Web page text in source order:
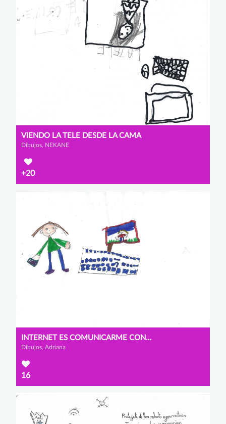
VIENDO LA TELE DESDE LA CAMA
Dibujos, NEKANE
+20
INTERNET ES COMUNICARME CON LAS PERSONAS QUE QUIERO.
Dibujos, Adriana
16